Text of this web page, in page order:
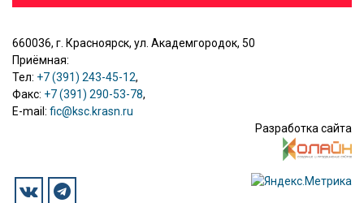
660036, г. Красноярск, ул. Академгородок, 50
Приёмная:
Тел: +7 (391) 243-45-12,
Факс: +7 (391) 290-53-78,
E-mail: fic@ksc.krasn.ru
Разработка сайта